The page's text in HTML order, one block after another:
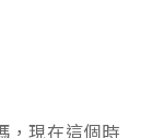
，現在這個時